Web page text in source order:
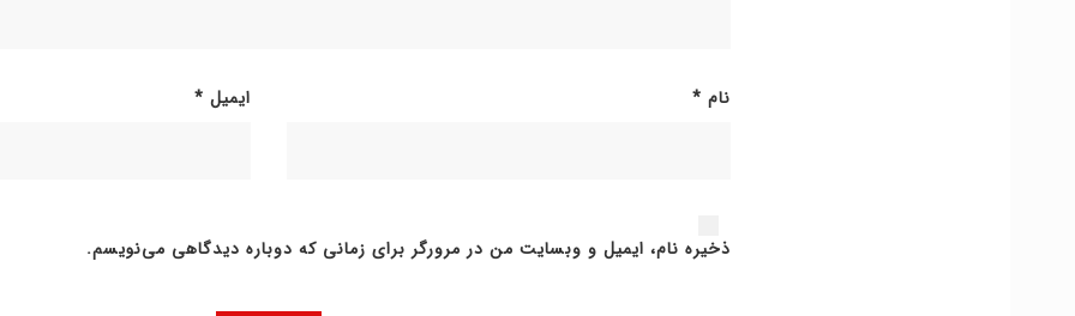
نام * ایمیل *
ذخیره نام، ایمیل و وبسایت من در مرورگر برای زمانی که دوباره دیدگاهی می‌نویسم.